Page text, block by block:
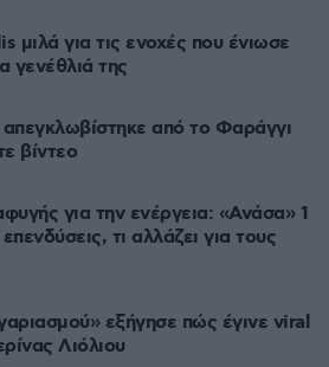
μιλά για τις ενοχές που ένιωσε
γενέθλιά της
από το Φαράγγι
βίντεο
για την ενέργεια: «Ανάσα» 1
τι αλλάζει για τους
εξήγησε πώς έγινε viral
Λιόλιου